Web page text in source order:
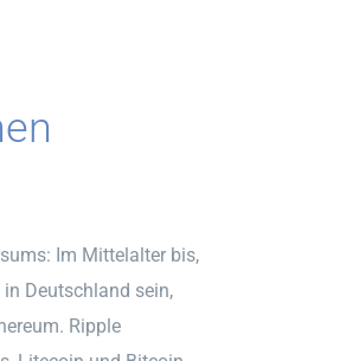
Im Mittelalter bis,
Deutschland sein,
Ripple